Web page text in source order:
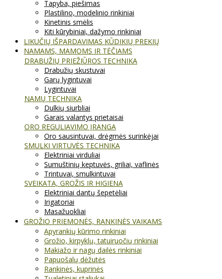
Tapyba, piešimas
Plastilino, modelinio rinkiniai
Kinetinis smėlis
Kiti kūrybiniai, dažymo rinkiniai
LIKUČIŲ IŠPARDAVIMAS KŪDIKIŲ PREKIŲ
NAMAMS, MAMOMS IR TĖČIAMS
DRABUŽIŲ PRIEŽIŪROS TECHNIKA
Drabužių skustuvai
Garų lygintuvai
Lygintuvai
NAMŲ TECHNIKA
Dulkių siurbliai
Garais valantys prietaisai
ORO REGULIAVIMO ĮRANGA
Oro sausintuvai, drėgmės surinkėjai
SMULKI VIRTUVĖS TECHNIKA
Elektriniai virduliai
Sumuštinių keptuvės, griliai, vaflinės
Trintuvai, smulkintuvai
SVEIKATA, GROŽIS IR HIGIENA
Elektriniai dantų šepetėliai
Irigatoriai
Masažuokliai
GROŽIO PRIEMONĖS, RANKINĖS VAIKAMS
Apyrankių kūrimo rinkiniai
Grožio, kirpyklų, tatuiruočių rinkiniai
Makiažo ir nagų dailės rinkiniai
Papuošalų dėžutės
Rankinės, kuprinės